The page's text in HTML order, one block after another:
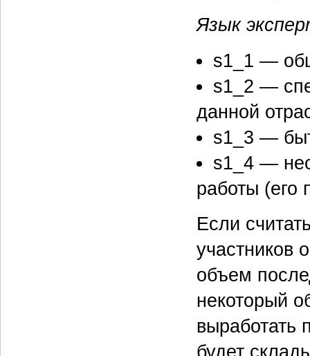
Язык
s1_1 —
s1_2 —
данной
s1_3 —
s1_4 —
работы (его
Если
участников
объем
некоторый
выработать